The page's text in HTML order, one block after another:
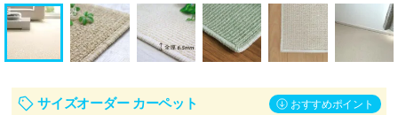
サイズオーダー カーペット おすすめポイント